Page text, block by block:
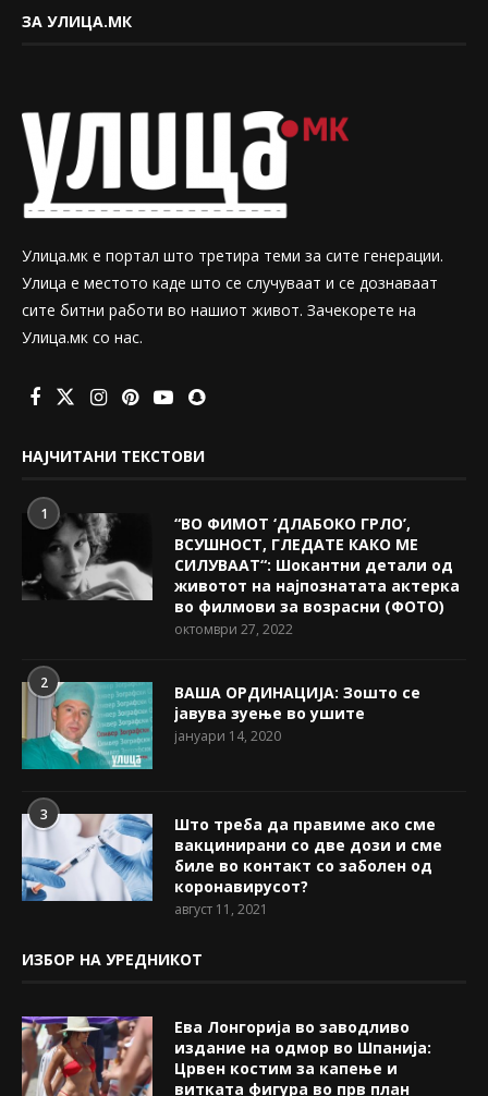
ЗА УЛИЦА.МК
Улица.мк е портал што третира теми за сите генерации.
Улица е местото каде што се случуваат и се дознаваат
сите битни работи во нашиот живот. Зачекорете на
Улица.мк со нас.
НАЈЧИТАНИ ТЕКСТОВИ
1
“ВО ФИМОТ ‘ДЛАБОКО ГРЛО’,
ВСУШНОСТ, ГЛЕДАТЕ КАКО МЕ
СИЛУВААТ“: Шокантни детали од
животот на најпознатата актерка
во филмови за возрасни (ФОТО)
октомври 27, 2022
2
ВАША ОРДИНАЦИЈА: Зошто се
јавува зуење во ушите
јануари 14, 2020
3
Што треба да правиме ако сме
вакцинирани со две дози и сме
биле во контакт со заболен од
коронавирусот?
август 11, 2021
ИЗБОР НА УРЕДНИКОТ
Ева Лонгорија во заводливо
издание на одмор во Шпанија:
Црвен костим за капење и
витката фигура во прв план